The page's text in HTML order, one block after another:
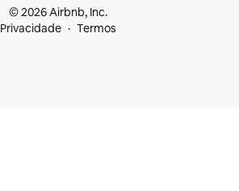
© 2026 Airbnb, Inc.
Privacidade
Termos